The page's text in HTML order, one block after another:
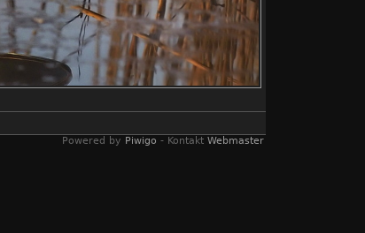
Powered by Piwigo - Kontakt Webmaster